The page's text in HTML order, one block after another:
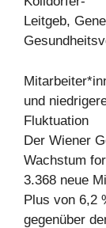
Leitgeb,
und
Fluktuation
Der Wiener
Wachstum
3.368 neue
Plus von 6,2
gegenüber